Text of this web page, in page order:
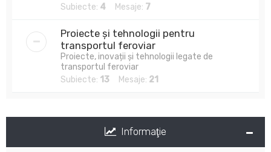
Subiecte: 4 Mesaje: 7
Proiecte și tehnologii pentru
transportul feroviar
Proiecte, inovații și tehnologii legate de
transportul feroviar
Subiecte: 13 Mesaje: 21
Informaţie